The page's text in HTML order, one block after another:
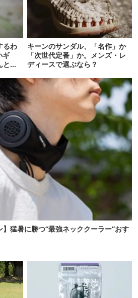
るわ
ギ
との
キーンのサンダル、「名作」か
「次世代定番」か。メンズ・レ
ディースで選ぶなら？
】猛暑に勝つ“最強ネッククーラー”おす